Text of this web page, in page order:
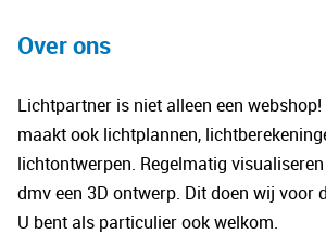
Over ons
Lichtpartner is niet alleen een
maakt ook lichtplannen,
lichtontwerpen. Regelmatig
dmv een 3D ontwerp. Dit doen wij voor
U bent als particulier ook welkom.